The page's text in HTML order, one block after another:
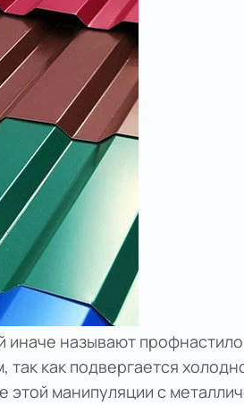
иначе называют
так как подвергается
этой манипуляции с